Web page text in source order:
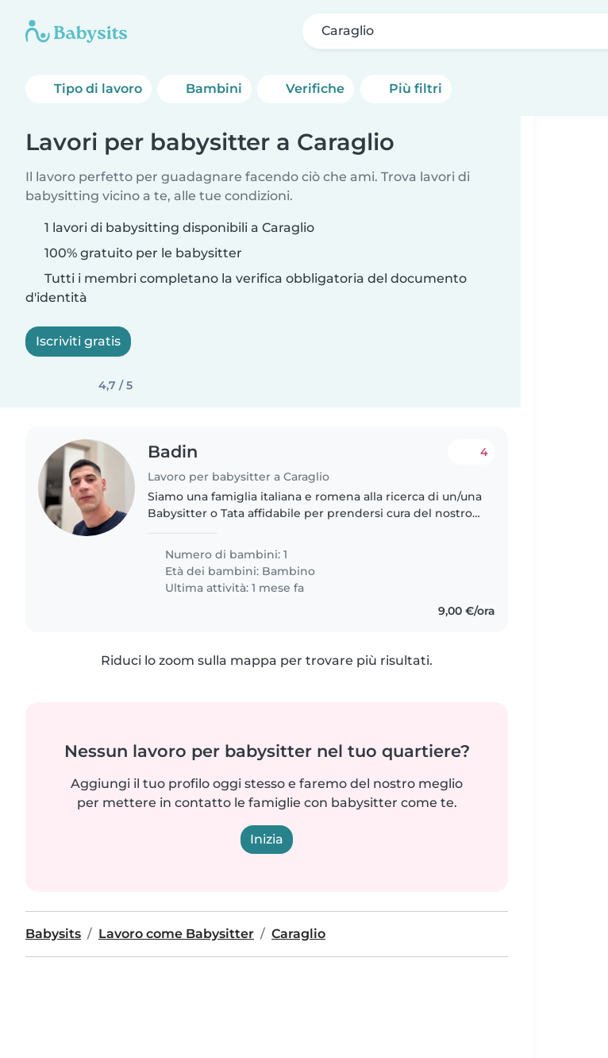
Caraglio
Tipo di lavoro Bambini Verifiche Più filtri
Lavori per babysitter a Caraglio
Il lavoro perfetto per guadagnare facendo ciò che ami. Trova lavori di
babysitting vicino a te, alle tue condizioni.
1 lavori di babysitting disponibili a Caraglio
100% gratuito per le babysitter
Tutti i membri completano la verifica obbligatoria del documento
d'identità
Iscriviti gratis
4,7 / 5
Badin
Lavoro per babysitter a Caraglio
4
Siamo una famiglia italiana e romena alla ricerca di un/una
Babysitter o Tata affidabile per prendersi cura del nostro
Numero di bambini: 1
Età dei bambini: Bambino
Ultima attività: 1 mese fa
9,00 €/ora
Riduci lo zoom sulla mappa per trovare più risultati.
Nessun lavoro per babysitter nel tuo quartiere?
Aggiungi il tuo profilo oggi stesso e faremo del nostro meglio
per mettere in contatto le famiglie con babysitter come te.
Inizia
Babysits Lavoro come Babysitter Caraglio